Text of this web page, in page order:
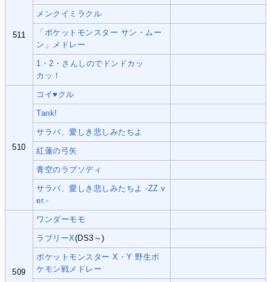
511
メンクイミラクル
「ポケットモンスター サン・ムー
ン」メドレー
1・2・さんしのでドンドカッ
カッ！
510
コイ♥クル
Tank!
サラバ、愛しき悲しみたちよ
紅蓮の弓矢
青空のラプソディ
サラバ、愛しき悲しみたちよ -ZZ v
er.-
509
ワンダーモモ
ラブリーX(DS3～)
ポケットモンスター X・Y 野生ポ
ケモン戦メドレー